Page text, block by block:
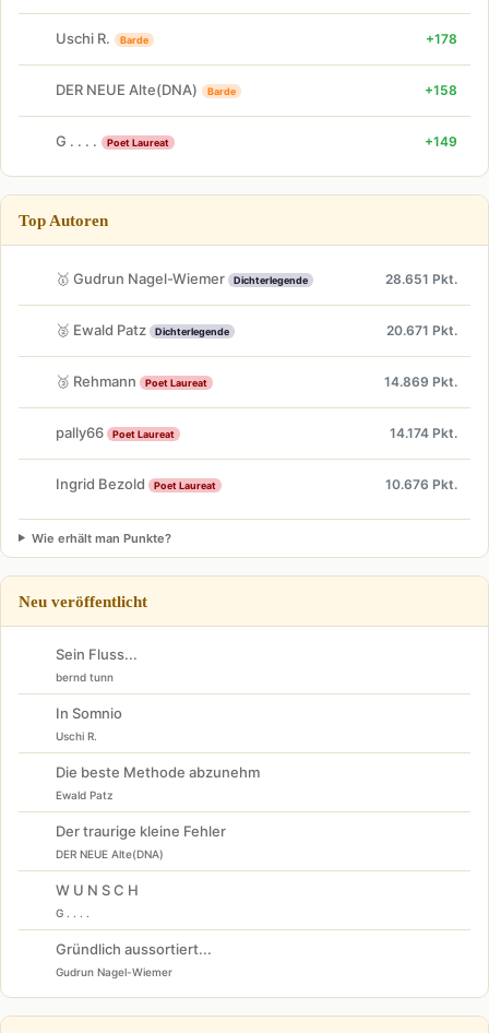
Uschi R. Barde +178
DER NEUE Alte(DNA) Barde +158
G . . . . Poet Laureat +149
Top Autoren
🥇 Gudrun Nagel-Wiemer Dichterlegende 28.651 Pkt.
🥈 Ewald Patz Dichterlegende 20.671 Pkt.
🥉 Rehmann Poet Laureat 14.869 Pkt.
pally66 Poet Laureat 14.174 Pkt.
Ingrid Bezold Poet Laureat 10.676 Pkt.
Wie erhält man Punkte?
Neu veröffentlicht
Sein Fluss...
bernd tunn
In Somnio
Uschi R.
Die beste Methode abzunehm
Ewald Patz
Der traurige kleine Fehler
DER NEUE Alte(DNA)
W U N S C H
G . . . .
Gründlich aussortiert...
Gudrun Nagel-Wiemer